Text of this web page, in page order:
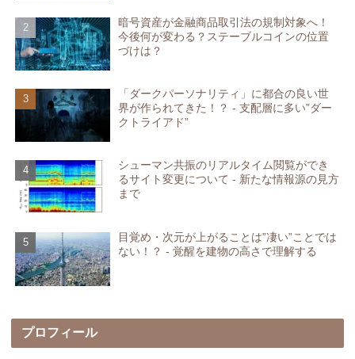
暗号資産が金融商品取引法の規制対象へ！
今後何が変わる？ステーブルコインの位置
づけは？
「ダークパーソナリティ」に都合の良い世
界が作られてきた！？ - 支配層に多い”ダー
クトライアド”
シューマン共振のリアルタイム閲覧ができ
るサイト変更について - 新たな情報源の見方
まで
目覚め・次元が上がることは”凄い”ことでは
ない！？ - 覚醒を建物の高さで理解する
プロフィール